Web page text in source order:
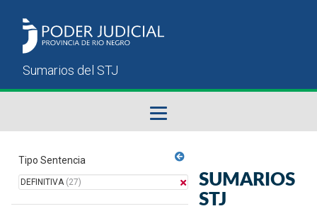
Sumarios del STJ
Tipo Sentencia
DEFINITIVA(27)
SUMARIOS
STJ